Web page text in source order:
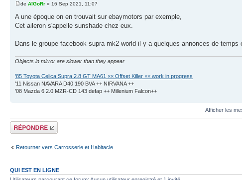
de AïGoRr » 16 Sep 2021, 11:07
A une époque on en trouvait sur ebaymotors par exemple,
Cet aileron s'appelle sunshade chez eux.
Dans le groupe facebook supra mk2 world il y a quelques annonces de temps
Objects in mirror are slower than they appear
'85 Toyota Celica Supra 2.8 GT MA61 ×× Offset Killer ×× work in progress
'11 Nissan NAVARA D40 190 BVA ++ NIRVANA ++
'08 Mazda 6 2.0 MZR-CD 143 defap ++ Millenium Falcon++
Afficher les
Écrire un
commentaire
Retourner vers Carrosserie et Habitacle
QUI EST EN LIGNE